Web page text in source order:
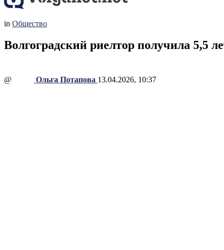
in Общество
Волгоградский риелтор получила 5,5
@ Ольга Потапова 13.04.2026, 10:37